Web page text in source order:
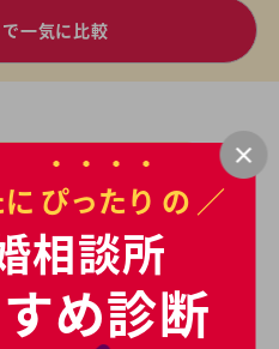
一気に比較
索条件
石川県
を変更>
ぴったり の ／
相談所
め診断